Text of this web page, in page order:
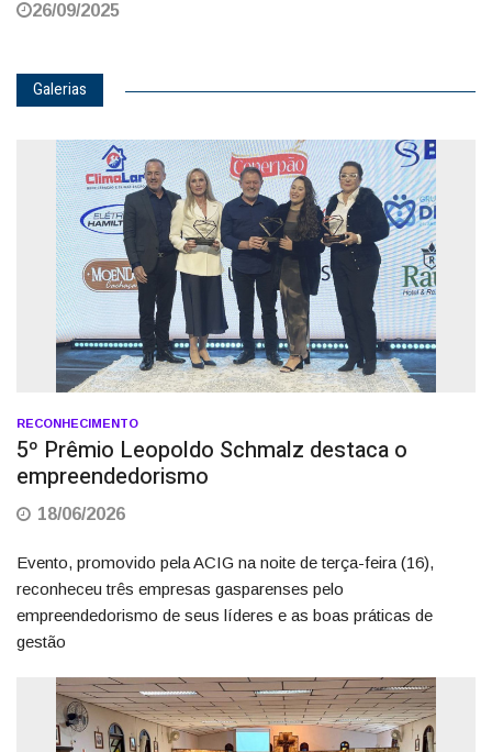
26/09/2025
Galerias
RECONHECIMENTO
5º Prêmio Leopoldo Schmalz destaca o
empreendedorismo
18/06/2026
Evento, promovido pela ACIG na noite de terça-feira (16),
reconheceu três empresas gasparenses pelo
empreendedorismo de seus líderes e as boas práticas de
gestão